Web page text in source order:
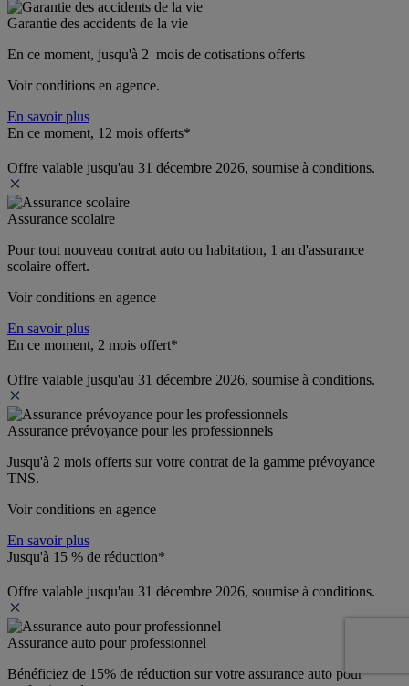
Garantie des accidents de la vie
En ce moment, jusqu'à 2  mois de cotisations offerts
Voir conditions en agence.
En savoir plus
En ce moment, 12 mois offerts*
Offre valable jusqu'au 31 décembre 2026, soumise à conditions.
Assurance scolaire
Pour tout nouveau contrat auto ou habitation, 1 an d'assurance
scolaire offert.
Voir conditions en agence
En savoir plus
En ce moment, 2 mois offert*
Offre valable jusqu'au 31 décembre 2026, soumise à conditions.
Assurance prévoyance pour les professionnels
Jusqu'à 2 mois offerts sur votre contrat de la gamme prévoyance
TNS.
Voir conditions en agence
En savoir plus
Jusqu'à 15 % de réduction*
Offre valable jusqu'au 31 décembre 2026, soumise à conditions.
Assurance auto pour professionnel
Bénéficiez de 15% de réduction sur votre assurance auto pour